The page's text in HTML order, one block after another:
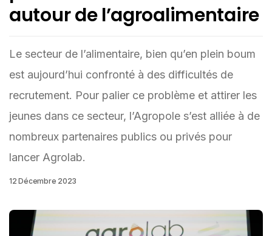
autour de l’agroalimentaire
Le secteur de l’alimentaire, bien qu’en plein boum
est aujourd’hui confronté à des difficultés de
recrutement. Pour palier ce problème et attirer les
jeunes dans ce secteur, l’Agropole s’est alliée à de
nombreux partenaires publics ou privés pour
lancer Agrolab.
12 Décembre 2023